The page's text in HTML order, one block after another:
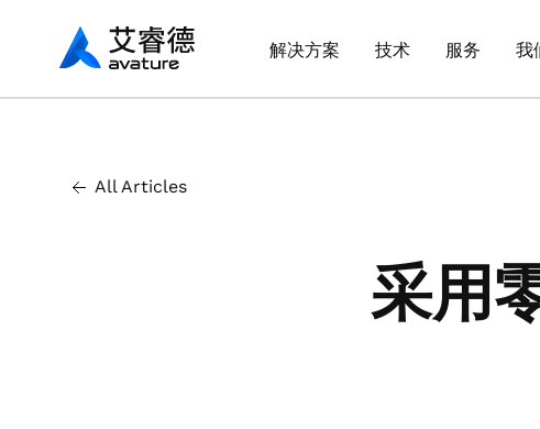
Avaturehcm 解决方案 技术 服务 我
All Articles
采用